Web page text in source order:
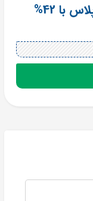
خرید اشتراک 3 ماهه دیجی پلاس با 42%